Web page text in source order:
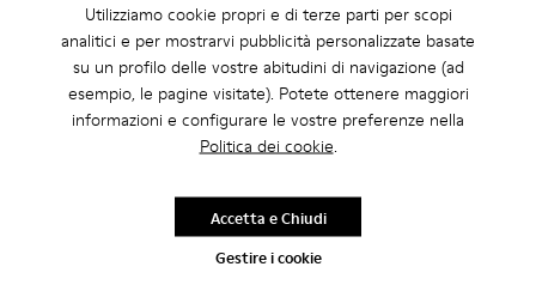
Utilizziamo cookie propri e di terze parti per scopi
analitici e per mostrarvi pubblicità personalizzate basate
su un profilo delle vostre abitudini di navigazione (ad
esempio, le pagine visitate). Potete ottenere maggiori
informazioni e configurare le vostre preferenze nella
Politica dei cookie.
Gestire i cookie
Accetta e Chiudi
Shigeru Ban